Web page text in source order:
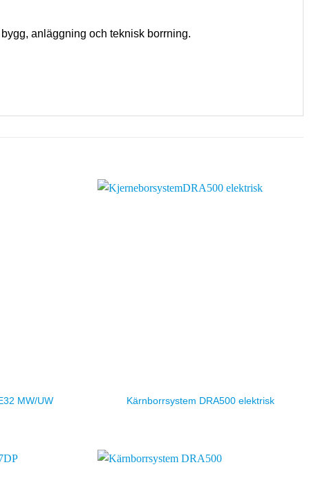
anläggning och teknisk borrning.
MW/UW Kärnborrsystem DRA500 elektrisk